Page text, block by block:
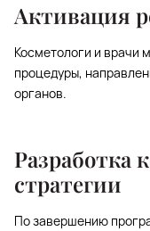
Активация
Косметологи и врачи
процедуры,
органов.
Разработка
стратегии
По завершению